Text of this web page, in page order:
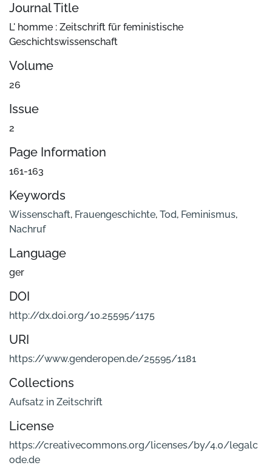
Journal Title
L' homme : Zeitschrift für feministische
Geschichtswissenschaft
Volume
26
Issue
2
Page Information
161-163
Keywords
Wissenschaft, Frauengeschichte, Tod, Feminismus,
Nachruf
Language
ger
DOI
http://dx.doi.org/10.25595/1175
URI
https://www.genderopen.de/25595/1181
Collections
Aufsatz in Zeitschrift
License
https://creativecommons.org/licenses/by/4.0/legalc
ode.de